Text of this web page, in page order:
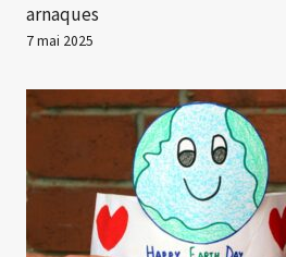
arnaques
7 mai 2025